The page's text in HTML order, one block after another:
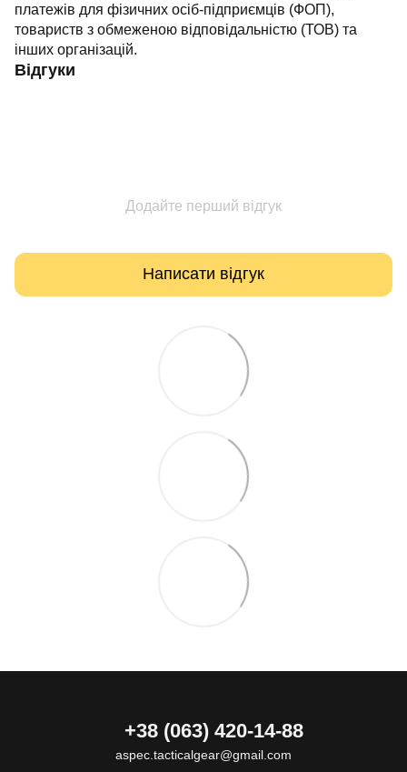
платежів для фізичних осіб-підприємців (ФОП),
товариств з обмеженою відповідальністю (ТОВ) та
інших організацій.
Відгуки
Додайте перший відгук
Написати відгук
+38 (063) 420-14-88
aspec.tacticalgear@gmail.com